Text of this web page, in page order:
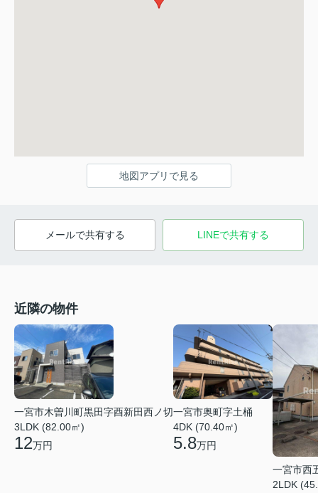
地図アプリで見る
メールで共有する LINEで共有する
近隣の物件
一宮市木曽川町黒田字酉新田西ノ切
3LDK (82.00㎡)
12万円
一宮市奥町字土桶
4DK (70.40㎡)
5.8万円
一宮市西
2LDK